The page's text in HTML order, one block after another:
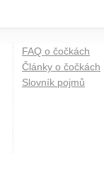
FAQ o čočkách
Články o čočkách
Slovník pojmů